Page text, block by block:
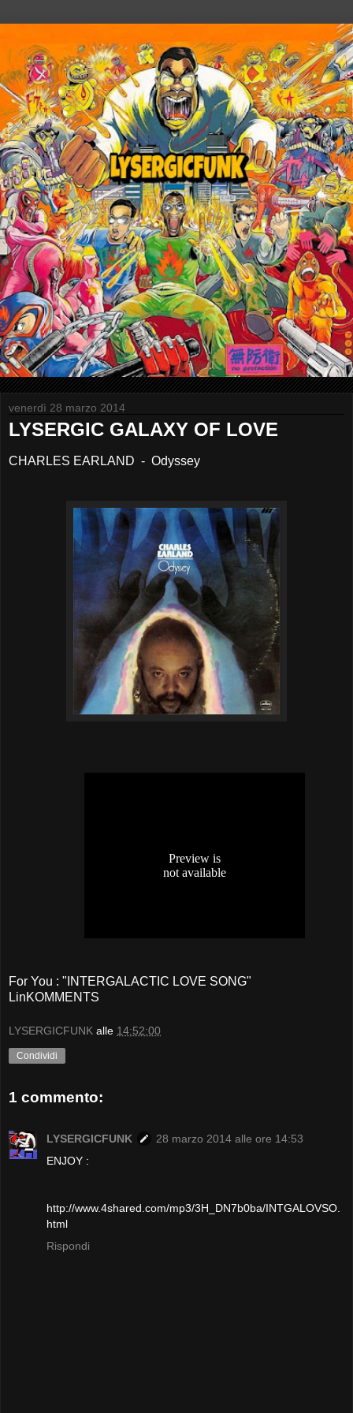
venerdì 28 marzo 2014
LYSERGIC GALAXY OF LOVE
CHARLES EARLAND - Odyssey
For You : "INTERGALACTIC LOVE SONG"
LinKOMMENTS
LYSERGICFUNK alle 14:52:00
Condividi
1 commento:
LYSERGICFUNK
28 marzo 2014 alle ore 14:53
ENJOY :
http://www.4shared.com/mp3/3H_DN7b0ba/INTGALOVSO.
html
Rispondi